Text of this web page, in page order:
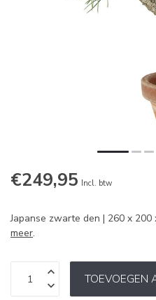
€249,95 Incl. btw
Japanse zwarte den | 260 x 200
meer.
TOEVOEGEN